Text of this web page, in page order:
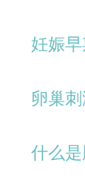
妊娠
卵巢
什么